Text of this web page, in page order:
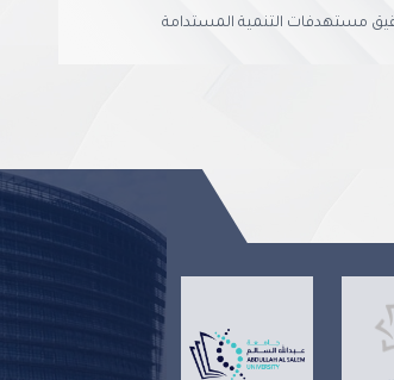
مستهدفات التنمية المستدامة